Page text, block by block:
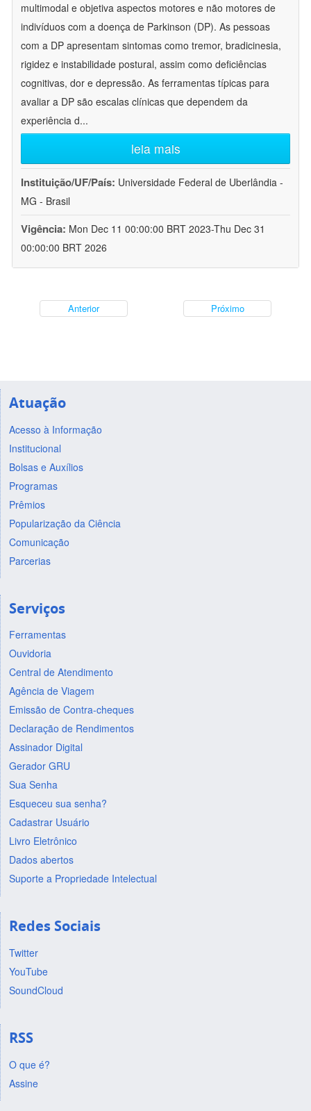
multimodal e objetiva aspectos motores e não motores de
indivíduos com a doença de Parkinson (DP). As pessoas
com a DP apresentam sintomas como tremor, bradicinesia,
rigidez e instabilidade postural, assim como deficiências
cognitivas, dor e depressão. As ferramentas típicas para
avaliar a DP são escalas clínicas que dependem da
experiência d...
leia mais
Instituição/UF/País: Universidade Federal de Uberlândia -
MG - Brasil
Vigência: Mon Dec 11 00:00:00 BRT 2023-Thu Dec 31
00:00:00 BRT 2026
Anterior Próximo
Atuação
Acesso à Informação
Institucional
Bolsas e Auxílios
Programas
Prêmios
Popularização da Ciência
Comunicação
Parcerias
Serviços
Ferramentas
Ouvidoria
Central de Atendimento
Agência de Viagem
Emissão de Contra-cheques
Declaração de Rendimentos
Assinador Digital
Gerador GRU
Sua Senha
Esqueceu sua senha?
Cadastrar Usuário
Livro Eletrônico
Dados abertos
Suporte a Propriedade Intelectual
Redes Sociais
Twitter
YouTube
SoundCloud
RSS
O que é?
Assine